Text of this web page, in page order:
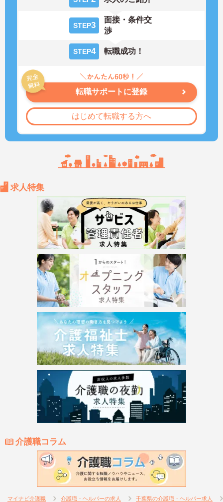
STEP3
面接・条件交
渉
STEP4 転職成功！
転職サポートに登録
はじめて転職する方へ
求人特集
介護職コラム
マイナビ介護職 介護職・ヘルパーの求人 千葉県の介護職・ヘルパー求人